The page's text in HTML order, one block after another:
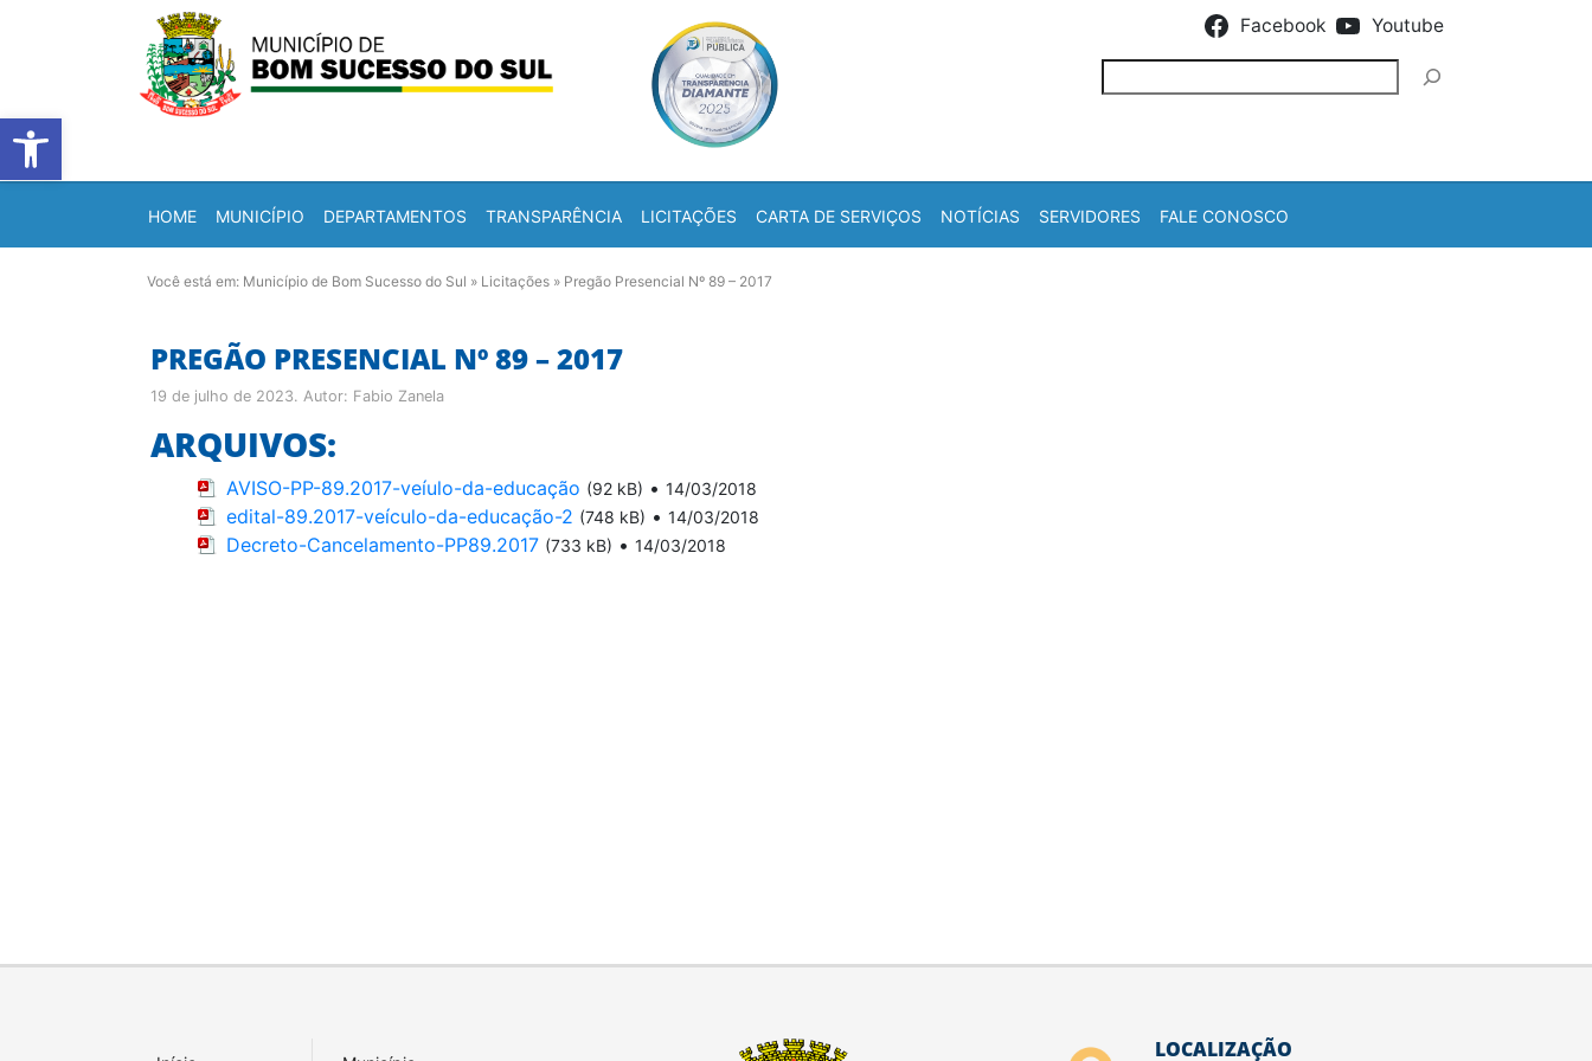
Barra de Ferramentas Aberta
Facebook Youtube
HOME MUNICÍPIO DEPARTAMENTOS TRANSPARÊNCIA LICITAÇÕES CARTA DE SERVIÇOS NOTÍCIAS SERVIDORES FALE CONOSCO
Você está em: Município de Bom Sucesso do Sul » Licitações » Pregão Presencial Nº 89 – 2017
PREGÃO PRESENCIAL Nº 89 – 2017
19 de julho de 2023. Autor: Fabio Zanela
ARQUIVOS:
AVISO-PP-89.2017-veíulo-da-educação (92 kB) • 14/03/2018
edital-89.2017-veículo-da-educação-2 (748 kB) • 14/03/2018
Decreto-Cancelamento-PP89.2017 (733 kB) • 14/03/2018
LOCALIZAÇÃO